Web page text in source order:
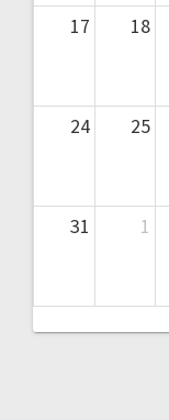
17 18
24 25
31 1